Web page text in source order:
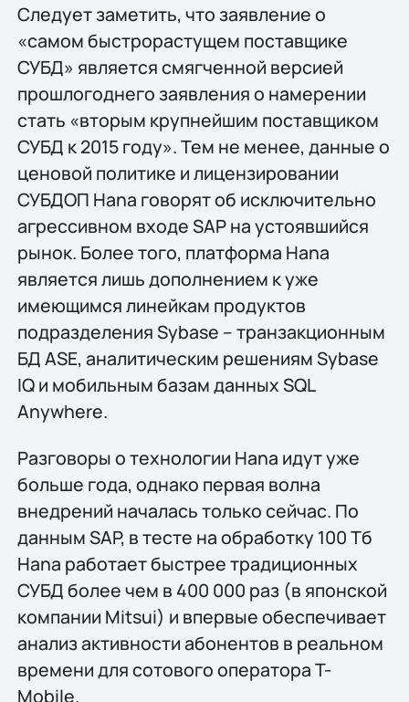
Следует заметить, что заявление о
«самом быстрорастущем поставщике
СУБД» является смягченной версией
прошлогоднего заявления о намерении
стать «вторым крупнейшим поставщиком
СУБД к 2015 году». Тем не менее, данные о
ценовой политике и лицензировании
СУБДОП Hana говорят об исключительно
агрессивном входе SAP на устоявшийся
рынок. Более того, платформа Hana
является лишь дополнением к уже
имеющимся линейкам продуктов
подразделения Sybase – транзакционным
БД ASE, аналитическим решениям Sybase
IQ и мобильным базам данных SQL
Anywhere.
Разговоры о технологии Hana идут уже
больше года, однако первая волна
внедрений началась только сейчас. По
данным SAP, в тесте на обработку 100 Тб
Hana работает быстрее традиционных
СУБД более чем в 400 000 раз (в японской
компании Mitsui) и впервые обеспечивает
анализ активности абонентов в реальном
времени для сотового оператора T-
Mobile.